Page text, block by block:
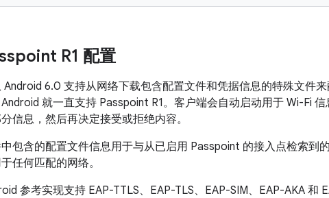
R1 配置
Android 6.0 支持从网络下载包含配置文件和凭据信息的特殊文件
就一直支持 Passpoint R1。客户端会自动启动用于 Wi-Fi
信息，然后再决定接受或拒绝内容。
包含的配置文件信息用于与从已启用 Passpoint 的接入点检索到
任何匹配的网络。
参考实现支持 EAP-TTLS、EAP-TLS、EAP-SIM、EAP-AKA 和